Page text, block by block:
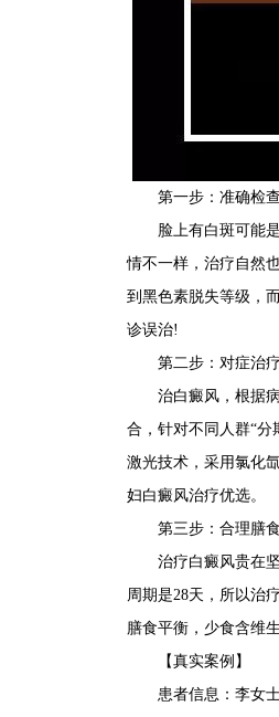
第一步：准确检查
脸上有白斑可能是
情不一样，治疗自然
到黑色素脱失等级，
诊误治!
第二步：对症治疗
治白癜风，根据病
合，针对不同人群“分
激光技术，采用氯化
妇白癜风治疗优选。
第三步：合理膳食
治疗白癜风贵在坚
周期是28天，所以治
膳食平衡，少食含维
【真实案例】
患者信息：李女士